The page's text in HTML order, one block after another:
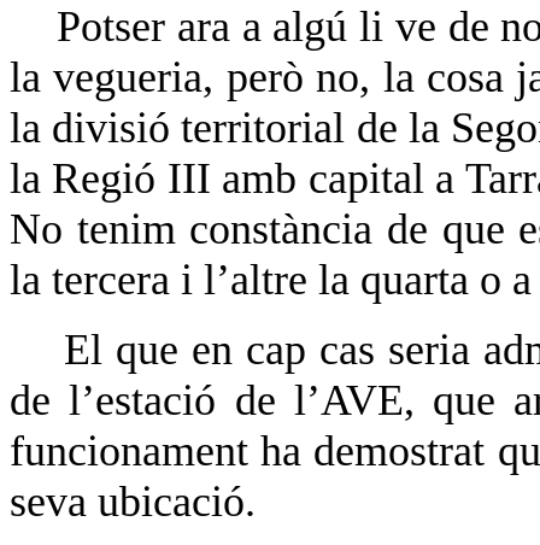
Potser ara a algú li ve de
la vegueria, però no, la cosa
la divisió territorial de la
la Regió III amb capital a
No tenim constància de que
la tercera i l’altre la quarta o
El que en cap cas seria
de l’estació de l’AVE, que
funcionament ha demostrat
seva ubicació.